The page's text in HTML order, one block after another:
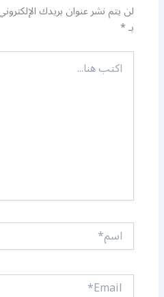
لن يتم نشر عنوان بريدك
بـ*
اكتب
هنا...
اسم*
Email*